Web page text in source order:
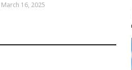
March 16, 2025